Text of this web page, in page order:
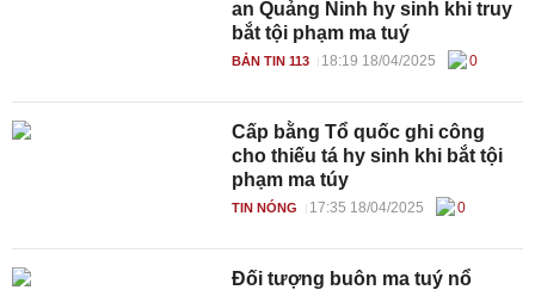
an Quảng Ninh hy sinh khi truy
bắt tội phạm ma tuý
BẢN TIN 113 18:19 18/04/2025 0
Cấp bằng Tổ quốc ghi công
cho thiếu tá hy sinh khi bắt tội
phạm ma túy
TIN NÓNG 17:35 18/04/2025 0
Đối tượng buôn ma tuý nổ